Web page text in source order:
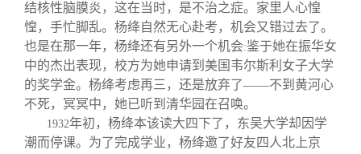
结核性脑膜炎，这在当时，是不治之症。家里人心惶
惶，手忙脚乱。杨绛自然无心赴考，机会又错过去了。
也是在那一年，杨绛还有另外一个机会:鉴于她在振华女
中的杰出表现，校方为她申请到美国韦尔斯利女子大学
的奖学金。杨绛考虑再三，还是放弃了——不到黄河心
不死，冥冥中，她已听到清华园在召唤。
1932年初，杨绛本该读大四下了，东吴大学却因学
潮而停课。为了完成学业，杨绛邀了好友四人北上京